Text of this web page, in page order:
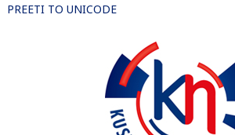
PREETI TO UNICODE